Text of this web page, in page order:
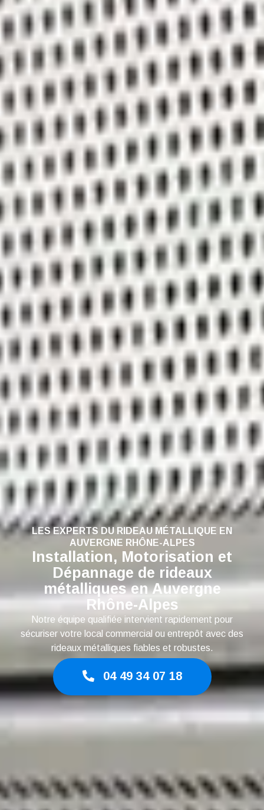
LES EXPERTS DU RIDEAU MÉTALLIQUE EN
AUVERGNE RHÔNE-ALPES
Installation, Motorisation et
Dépannage de rideaux
métalliques en Auvergne
Rhône-Alpes
Notre équipe qualifiée intervient rapidement pour
sécuriser votre local commercial ou entrepôt avec des
rideaux métalliques fiables et robustes.
04 49 34 07 18